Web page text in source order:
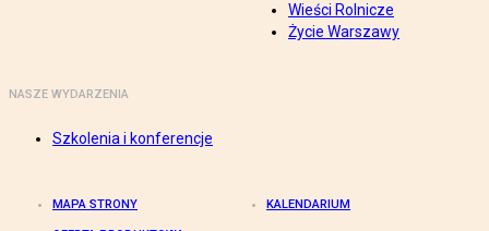
Wieści Rolnicze
Życie Warszawy
NASZE WYDARZENIA
Szkolenia i konferencje
MAPA STRONY KALENDARIUM